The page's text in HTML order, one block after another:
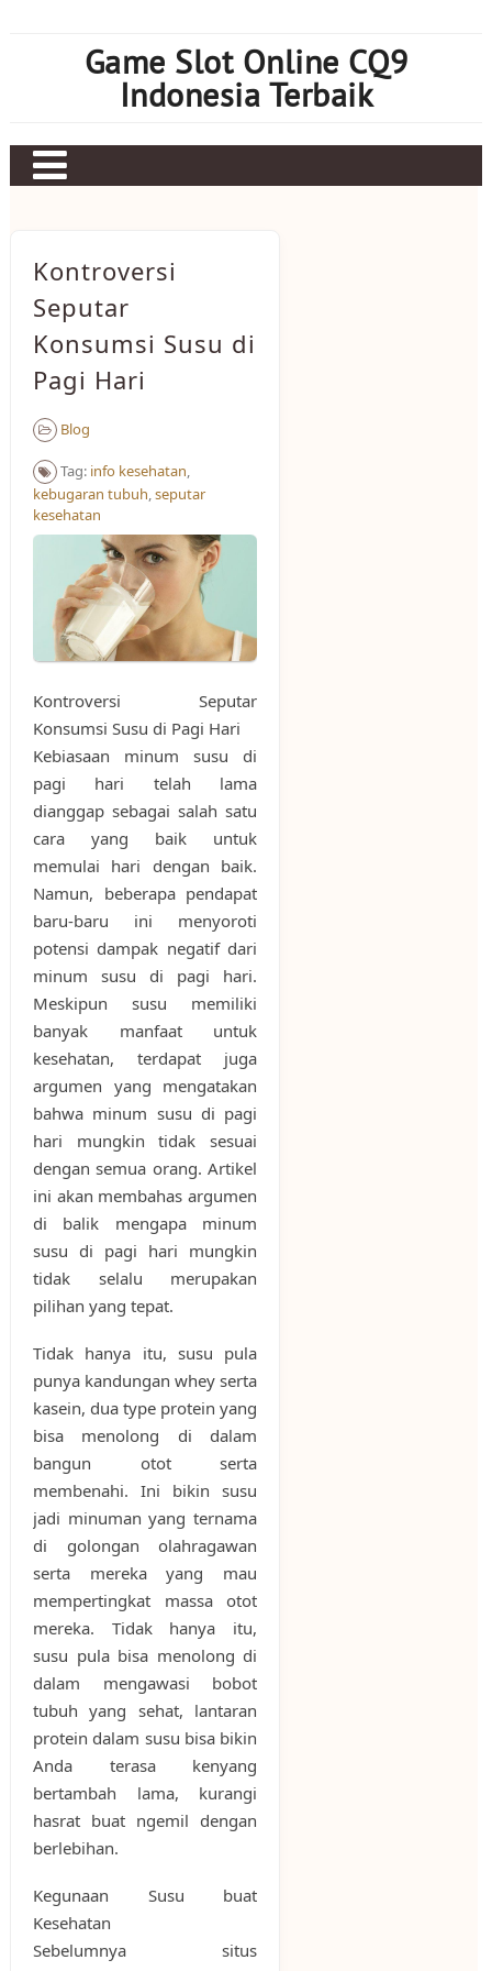
Game Slot Online CQ9
Indonesia Terbaik
Earnings Disclaimer
About Us
Kontroversi
Seputar
Konsumsi Susu di
Pagi Hari
Blog
Tag: info kesehatan,
kebugaran tubuh,seputar
kesehatan
Kontroversi Seputar
Konsumsi Susu di Pagi Hari
Kebiasaan minum susu di
pagi hari telah lama
dianggap sebagai salah satu
cara yang baik untuk
memulai hari dengan baik.
Namun, beberapa pendapat
baru-baru ini menyoroti
potensi dampak negatif dari
minum susu di pagi hari.
Meskipun susu memiliki
banyak manfaat untuk
kesehatan, terdapat juga
argumen yang mengatakan
bahwa minum susu di pagi
hari mungkin tidak sesuai
dengan semua orang. Artikel
ini akan membahas argumen
di balik mengapa minum
susu di pagi hari mungkin
tidak selalu merupakan
pilihan yang tepat.
Tidak hanya itu, susu pula
punya kandungan whey serta
kasein, dua type protein yang
bisa menolong di dalam
bangun otot serta
membenahi. Ini bikin susu
jadi minuman yang ternama
di golongan olahragawan
serta mereka yang mau
mempertingkat massa otot
mereka. Tidak hanya itu,
susu pula bisa menolong di
dalam mengawasi bobot
tubuh yang sehat, lantaran
protein dalam susu bisa bikin
Anda terasa kenyang
bertambah lama, kurangi
hasrat buat ngemil dengan
berlebihan.
Kegunaan Susu buat
Kesehatan
Sebelumnya situs